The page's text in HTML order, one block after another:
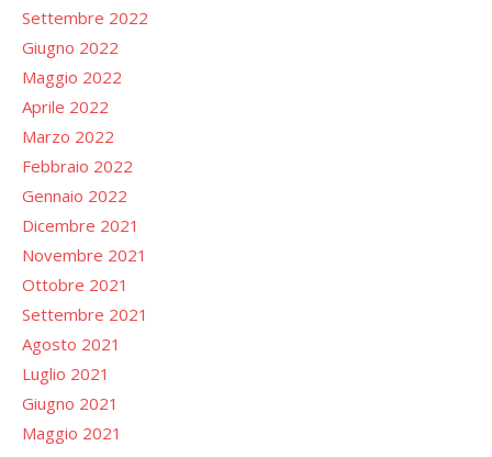
Settembre 2022
Giugno 2022
Maggio 2022
Aprile 2022
Marzo 2022
Febbraio 2022
Gennaio 2022
Dicembre 2021
Novembre 2021
Ottobre 2021
Settembre 2021
Agosto 2021
Luglio 2021
Giugno 2021
Maggio 2021